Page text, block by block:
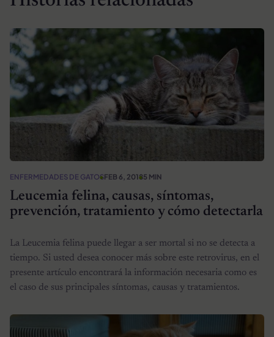
ENFERMEDADES DE GATOSFEB 6, 20185 MIN
Leucemia felina, causas, síntomas,
prevención, tratamiento y cómo detectarla
La Leucemia felina puede llegar a ser mortal si no se detecta a
tiempo. Si usted desea conocer más sobre este retrovirus, en el
presente artículo encontrará la información necesaria como es
el caso de sus principales síntomas, causas y tratamientos.